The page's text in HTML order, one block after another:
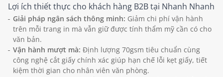
Lợi ích thiết thực cho khách hàng B2B tại Nhanh Nhanh
Giải pháp ngân sách thông minh: Giảm chi phí vận hành
trên mỗi trang in mà vẫn giữ được tính thẩm mỹ cần có cho
văn bản.
Vận hành mượt mà: Định lượng 70gsm tiêu chuẩn cùng
công nghệ cắt giấy chính xác giúp hạn chế lỗi kẹt giấy, tiết
kiệm thời gian cho nhân viên văn phòng.